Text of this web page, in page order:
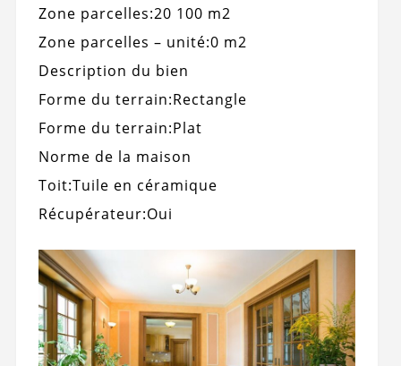
Zone parcelles:20 100 m2
Zone parcelles – unité:0 m2
Description du bien
Forme du terrain:Rectangle
Forme du terrain:Plat
Norme de la maison
Toit:Tuile en céramique
Récupérateur:Oui